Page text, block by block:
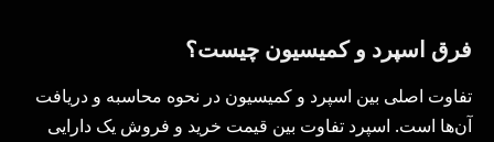
فرق اسپرد و کمیسیون چیست؟
تفاوت اصلی بین اسپرد و کمیسیون در نحوه محاسبه و دریافت
آن‌ها است. اسپرد تفاوت بین قیمت خرید و فروش یک دارایی